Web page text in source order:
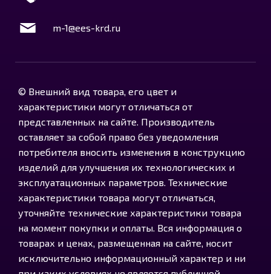
m-1@ees-krd.ru
© Внешний вид товара, его цвет и
характеристики могут отличаться от
представленных на сайте. Производитель
оставляет за собой право без уведомления
потребителя вносить изменения в конструкцию
изделий для улучшения их технологических и
эксплуатационных параметров. Технические
характеристики товара могут отличаться,
уточняйте технические характеристики товара
на момент покупки и оплаты. Вся информация о
товарах и ценах, размещенная на сайте, носит
исключительно информационный характер и ни